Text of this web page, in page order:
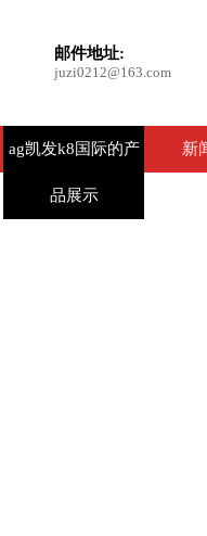
邮件地址:
juzi0212@163.com
ag凯发k8国际的产
品展示
新